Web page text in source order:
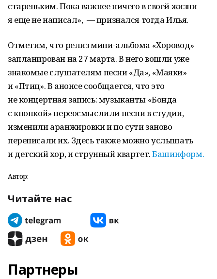
стареньким. Пока важнее ничего в своей жизни
я еще не написал», — признался тогда Илья.
Отметим, что релиз мини-альбома «Хоровод»
запланирован на 27 марта. В него вошли уже
знакомые слушателям песни «Да», «Маяки»
и «Птиц». В анонсе сообщается, что это
не концертная запись: музыканты «Бонда
с кнопкой» переосмыслили песни в студии,
изменили аранжировки и по сути заново
переписали их. Здесь также можно услышать
и детский хор, и струнный квартет.Башинформ.
Автор:
Читайте нас
Партнеры